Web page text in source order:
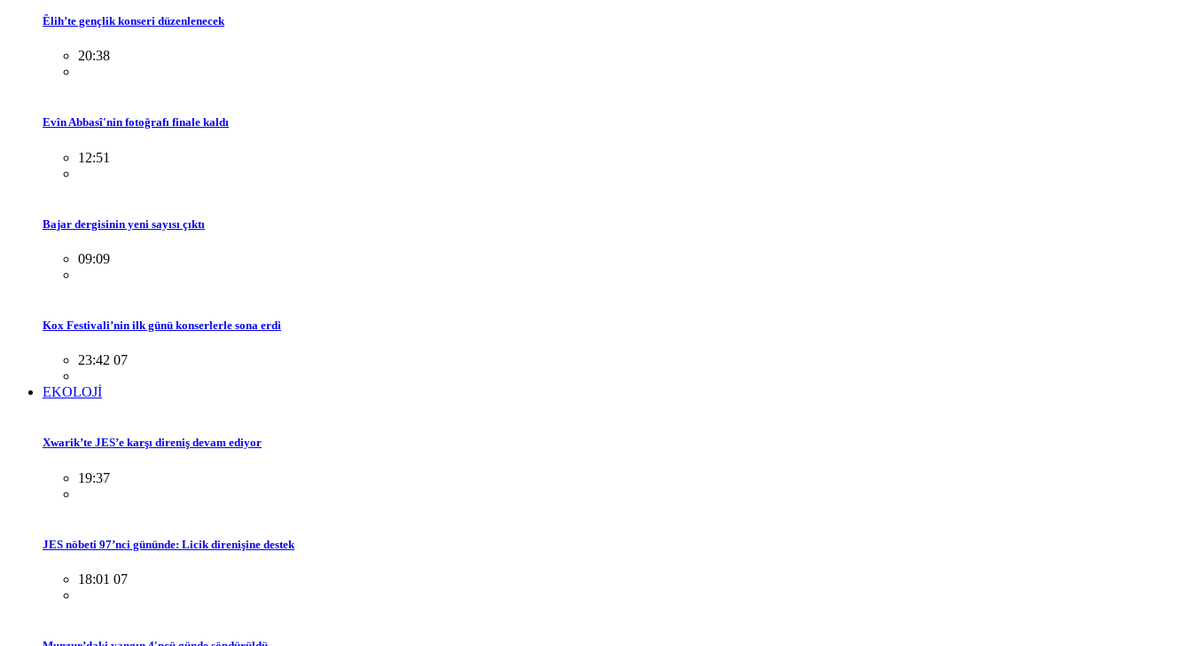
Êlih’te gençlik konseri düzenlenecek
20:38
Evîn Abbasî'nin fotoğrafı finale kaldı
12:51
Bajar dergisinin yeni sayısı çıktı
09:09
Kox Festivali’nin ilk günü konserlerle sona erdi
23:42 07
EKOLOJİ
Xwarik’te JES’e karşı direniş devam ediyor
19:37
JES nöbeti 97’nci gününde: Licik direnişine destek
18:01 07